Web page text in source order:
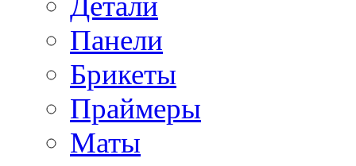
Панели
Брикеты
Праймеры
Маты